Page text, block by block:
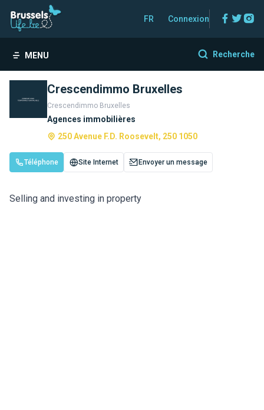
FR Connexion
MENU Recherche
Crescendimmo Bruxelles
Crescendimmo Bruxelles
Agences immobilières
250 Avenue F.D. Roosevelt, 250 1050
Téléphone Site Internet Envoyer un message
Selling and investing in property